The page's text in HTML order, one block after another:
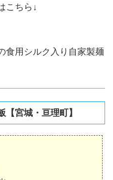
こちら↓
食用シルク入り自家製麺
宮城・亘理町】